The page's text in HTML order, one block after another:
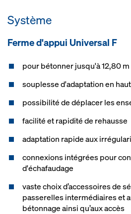
Système
Ferme d'ap­pui Uni­ver­sal F
pour bétonner jusqu'à 12,80 m
souplesse d'adaptation en
possibilité de déplacer les
facilité et rapidité de rehausse
adaptation rapide aux
connexions intégrées pour
d'échafaudage
vaste choix d’accessoires de
passerelles intermédiaires et
bétonnage ainsi qu’aux accès